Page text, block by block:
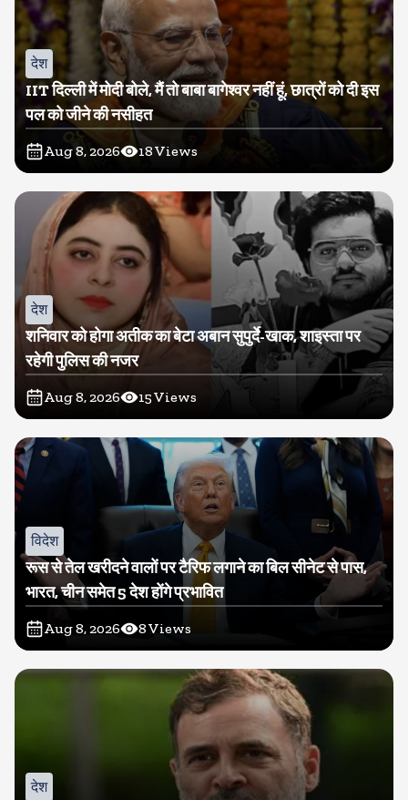
देश
IIT दिल्ली में मोदी बोले, मैं तो बाबा बागेश्वर नहीं हूं, छात्रों को दी इस
पल को जीने की नसीहत
Aug 8, 2026 18Views
देश
शनिवार को होगा अतीक का बेटा अबान सुपुर्दे-खाक, शाइस्ता पर
रहेगी पुलिस की नजर
Aug 8, 2026 15Views
विदेश
रूस से तेल खरीदने वालों पर टैरिफ लगाने का बिल सीनेट से पास,
भारत, चीन समेत 5 देश होंगे प्रभावित
Aug 8, 2026 8Views
देश